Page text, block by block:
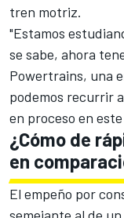
tren motriz.
"Estamos
se sabe, ahora
Powertrains, una
podemos recurrir
en proceso en
¿Cómo de
en
El empeño por